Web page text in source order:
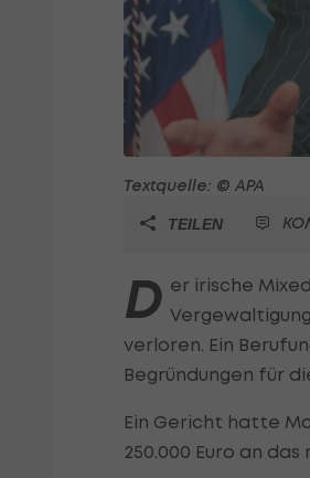
Textquelle: © APA
TEILEN
D er irische
verloren. Ein
Begründungen für
Ein Gericht hatte
250.000 Euro an